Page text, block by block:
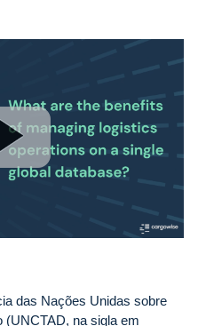
das Nações Unidas sobre
na sigla em